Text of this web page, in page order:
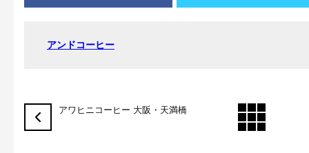
アンドコーヒー
アワヒニコーヒー 大阪・天満橋